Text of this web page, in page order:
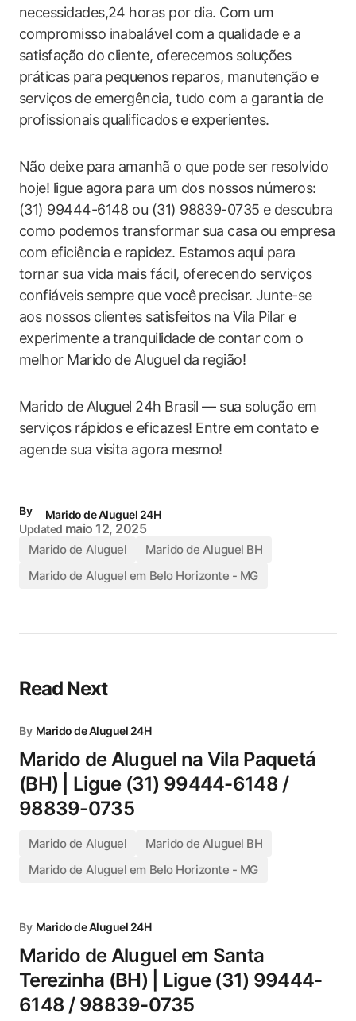
necessidades,24 horas por dia. Com um
compromisso inabalável com a qualidade e a
satisfação do cliente, oferecemos soluções
práticas para pequenos reparos, manutenção e
serviços de emergência, tudo com a garantia de
profissionais qualificados e experientes.
Não deixe para amanhã o que pode ser resolvido
hoje! ligue agora para um dos nossos números:
(31) 99444-6148 ou (31) 98839-0735 e descubra
como podemos transformar sua casa ou empresa
com eficiência e rapidez. Estamos aqui para
tornar sua vida mais fácil, oferecendo serviços
confiáveis sempre que você precisar. Junte-se
aos nossos clientes satisfeitos na Vila Pilar e
experimente a tranquilidade de contar com o
melhor Marido de Aluguel da região!
Marido de Aluguel 24h Brasil — sua solução em
serviços rápidos e eficazes! Entre em contato e
agende sua visita agora mesmo!
By
Marido de Aluguel 24H
Updated maio 12, 2025
Marido de Aluguel
Marido de Aluguel BH
Marido de Aluguel em Belo Horizonte - MG
Read Next
By Marido de Aluguel 24H
Marido de Aluguel na Vila Paquetá
(BH) | Ligue (31) 99444-6148 /
98839-0735
Marido de Aluguel
Marido de Aluguel BH
Marido de Aluguel em Belo Horizonte - MG
By Marido de Aluguel 24H
Marido de Aluguel em Santa
Terezinha (BH) | Ligue (31) 99444-
6148 / 98839-0735